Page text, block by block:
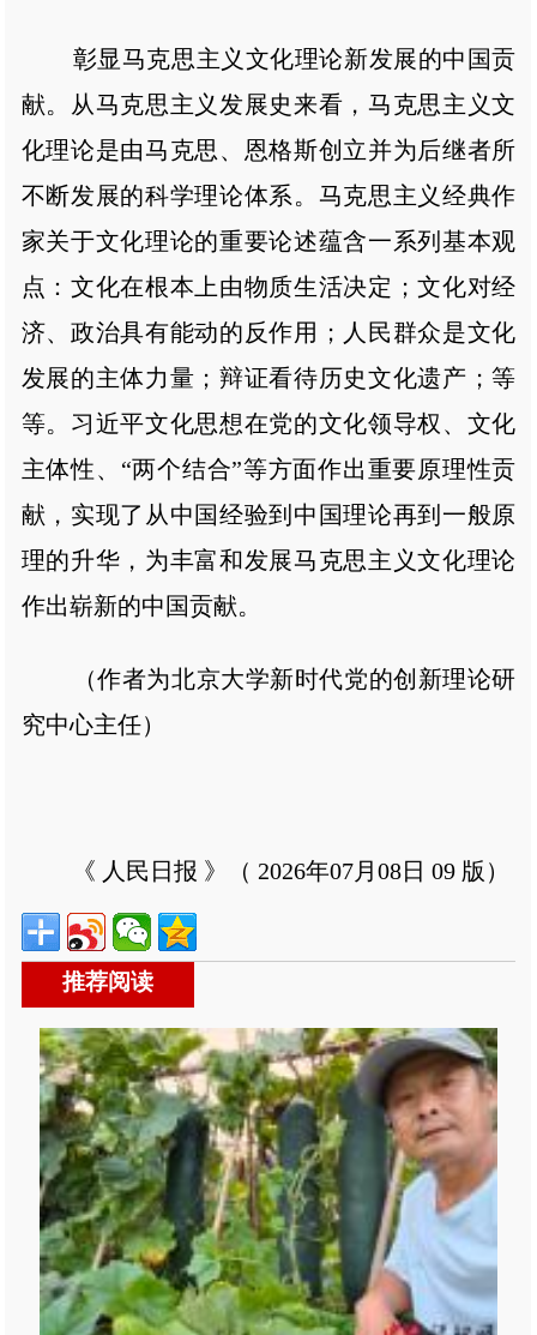
彰显马克思主义文化理论新发展的中国贡
献。从马克思主义发展史来看，马克思主义文
化理论是由马克思、恩格斯创立并为后继者所
不断发展的科学理论体系。马克思主义经典作
家关于文化理论的重要论述蕴含一系列基本观
点：文化在根本上由物质生活决定；文化对经
济、政治具有能动的反作用；人民群众是文化
发展的主体力量；辩证看待历史文化遗产；等
等。习近平文化思想在党的文化领导权、文化
主体性、“两个结合”等方面作出重要原理性贡
献，实现了从中国经验到中国理论再到一般原
理的升华，为丰富和发展马克思主义文化理论
作出崭新的中国贡献。
（作者为北京大学新时代党的创新理论研
究中心主任）
《 人民日报 》（ 2026年07月08日 09 版）
推荐阅读